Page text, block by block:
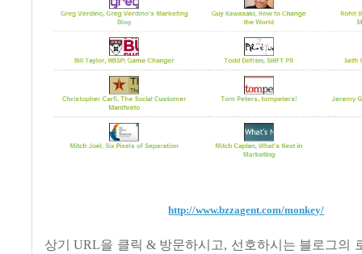
http://www.bzzagent.com/monkey/
상기 URL을 클릭 & 방문하시고, 선호하시는 블로그의